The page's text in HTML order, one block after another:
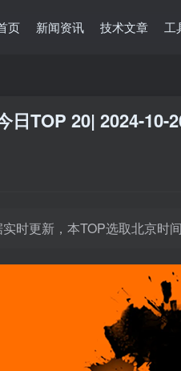
页 新闻资讯 技术文章 工
日TOP 20| 2024-10-
时更新，本TOP选取北京时